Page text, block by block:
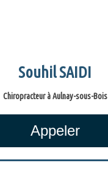
Souhil SAIDI
Chiropracteur à Aulnay-sous-Bois
Appeler